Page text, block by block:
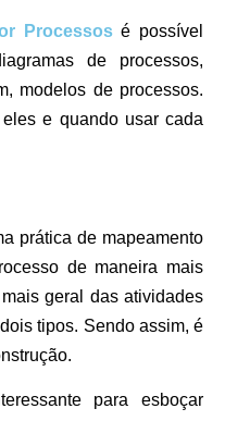
Processosé possível
de processos,
modelos de processos.
e quando usar cada
prática de mapeamento
de maneira mais
geral das atividades
tipos. Sendo assim, é
para esboçar